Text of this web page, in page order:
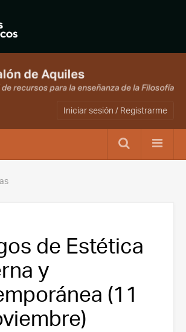
Iniciar sesión / Registrarme
de Estética
y
(11